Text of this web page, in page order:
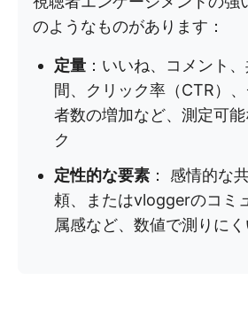
のようなものがあります：
定量 ：いいね、コメント
間、クリック率（CTR）
者数の増加など、測定可
ク
定性的な要素 ： 感情的な
頼、またはvloggerのコミ
属感など、数値で測りにく